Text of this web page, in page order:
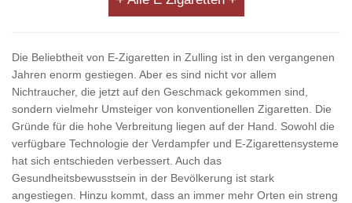
Die Beliebtheit von E-Zigaretten in Zulling ist in den vergangenen
Jahren enorm gestiegen. Aber es sind nicht vor allem
Nichtraucher, die jetzt auf den Geschmack gekommen sind,
sondern vielmehr Umsteiger von konventionellen Zigaretten. Die
Gründe für die hohe Verbreitung liegen auf der Hand. Sowohl die
verfügbare Technologie der Verdampfer und E-Zigarettensysteme
hat sich entschieden verbessert. Auch das
Gesundheitsbewusstsein in der Bevölkerung ist stark
angestiegen. Hinzu kommt, dass an immer mehr Orten ein streng